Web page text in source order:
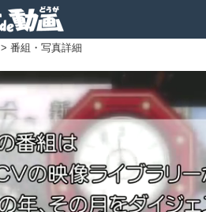
> 番組・写真詳細